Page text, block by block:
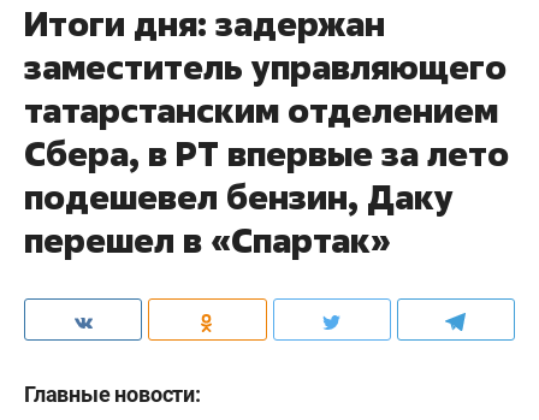
Итоги дня: задержан
заместитель управляющего
татарстанским отделением
Сбера, в РТ впервые за лето
подешевел бензин, Даку
перешел в «Спартак»
Главные новости: